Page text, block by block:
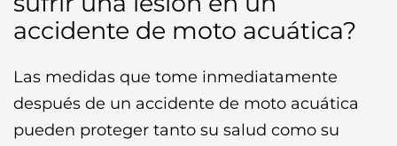
accidente de moto acuática?
Las medidas que tome inmediatamente
después de un accidente de moto acuática
pueden proteger tanto su salud como su